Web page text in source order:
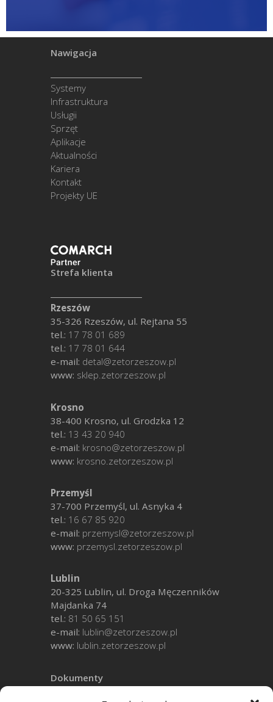
Nawigacja
Systemy
Infrastruktura
Usługii
Sprzęt
Aplikacje
Aktualności
Kariera
Kontakt
Projekty UE
Strefa klienta
Rzeszów
35-326 Rzeszów, ul. Rejtana 55
tel.: 17 78 01 689
tel.: 17 78 01 644
e-mail: detal@zetorzeszow.pl
www: sklep.zetorzeszow.pl
Krosno
38-400 Krosno, ul. Grodzka 12
tel.: 13 43 20 940
e-mail: krosno@zetorzeszow.pl
www: krosno.zetorzeszow.pl
Przemyśl
37-700 Przemyśl, ul. Asnyka 4
tel.: 16 67 85 920
e-mail: przemysl@zetorzeszow.pl
www: przemysl.zetorzeszow.pl
Lublin
20-325 Lublin, ul. Droga Męczenników
Majdanka 74
tel.: 81 50 65 151
e-mail: lublin@zetorzeszow.pl
www: lublin.zetorzeszow.pl
Dokumenty